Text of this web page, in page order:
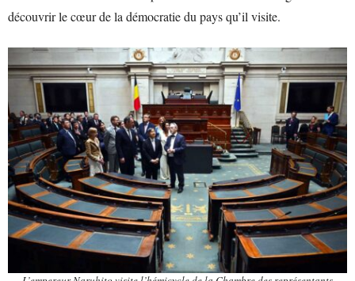
découvrir le cœur de la démocratie du pays qu’il visite.